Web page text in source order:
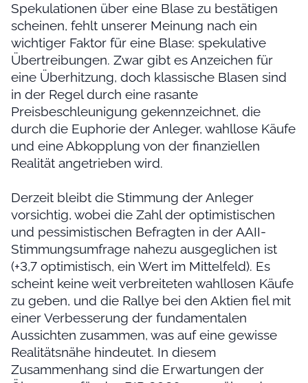
Spekulationen über eine Blase zu bestätigen
scheinen, fehlt unserer Meinung nach ein
wichtiger Faktor für eine Blase: spekulative
Übertreibungen. Zwar gibt es Anzeichen für
eine Überhitzung, doch klassische Blasen sind
in der Regel durch eine rasante
Preisbeschleunigung gekennzeichnet, die
durch die Euphorie der Anleger, wahllose Käufe
und eine Abkopplung von der finanziellen
Realität angetrieben wird.
Derzeit bleibt die Stimmung der Anleger
vorsichtig, wobei die Zahl der optimistischen
und pessimistischen Befragten in der AAII-
Stimmungsumfrage nahezu ausgeglichen ist
(+3,7 optimistisch, ein Wert im Mittelfeld). Es
scheint keine weit verbreiteten wahllosen Käufe
zu geben, und die Rallye bei den Aktien fiel mit
einer Verbesserung der fundamentalen
Aussichten zusammen, was auf eine gewisse
Realitätsnähe hindeutet. In diesem
Zusammenhang sind die Erwartungen der